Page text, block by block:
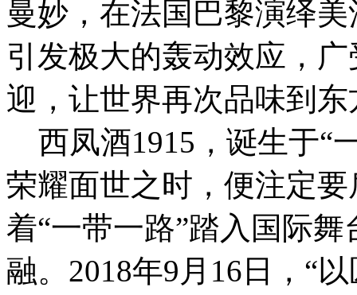
曼妙，在法国巴黎演绎
引发极大的轰动效应，
迎，让世界再次品味到
西凤酒1915，诞生于“
荣耀面世之时，便注定
着“一带一路”踏入国际
融。2018年9月16日，“